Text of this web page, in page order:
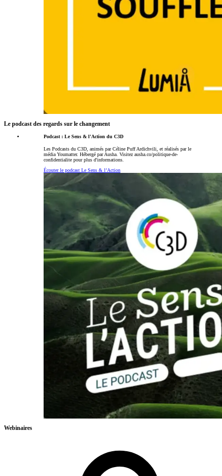
Le podcast des regards sur le changement
Podcast : Le Sens & l'Action du C3D
Les Podcasts du C3D, animés par Céline Puff Ardichvili, et réalisés par le
média Youmatter. Hébergé par Ausha. Visitez ausha.co/politique-de-
confidentialite pour plus d'informations.
Écouter le podcast Le Sens & l’Action
Webinaires